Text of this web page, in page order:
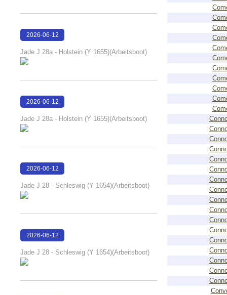
2026-06-12
Jade J 28a - Holstein (Y 1655)(Arbeitsboot)
2026-06-12
Jade J 28a - Holstein (Y 1655)(Arbeitsboot)
2026-06-12
Jade J 28 - Schleswig (Y 1654)(Arbeitsboot)
2026-06-12
Jade J 28 - Schleswig (Y 1654)(Arbeitsboot)